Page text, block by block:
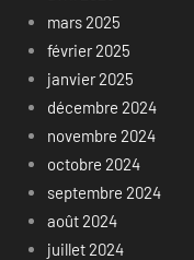
mars 2025
février 2025
janvier 2025
décembre 2024
novembre 2024
octobre 2024
septembre 2024
août 2024
juillet 2024